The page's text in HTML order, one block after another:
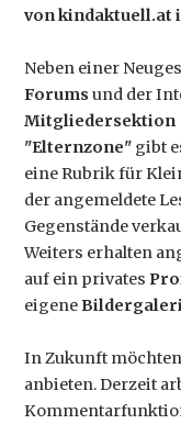
von kindaktuell.at
Neben einer
Forumsund der
Mitgliedersektion
"Elternzone" gibt
eine Rubrik für
der angemeldete
Gegenstände
Weiters erhalten
auf ein privates
eigene
In Zukunft
anbieten. Derzeit